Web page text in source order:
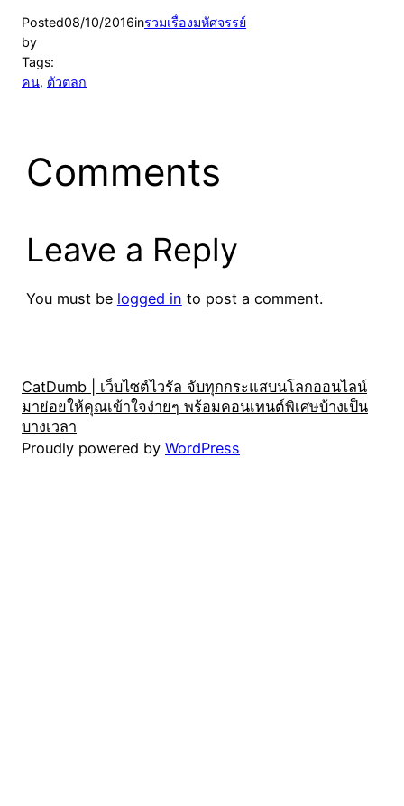
Posted08/10/2016inรวมเรื่องมหัศจรรย์
by
Tags:
คน, ตัวตลก
Comments
Leave a Reply
You must be logged in to post a comment.
CatDumb | เว็บไซต์ไวรัล จับทุกกระแสบนโลกออนไลน์
มาย่อยให้คุณเข้าใจง่ายๆ พร้อมคอนเทนต์พิเศษบ้างเป็น
บางเวลา
Proudly powered by WordPress